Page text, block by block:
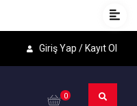
Giriş Yap / Kayıt Ol
0